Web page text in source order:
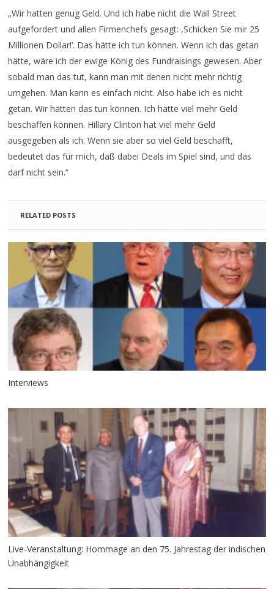
„Wir hatten genug Geld. Und ich habe nicht die Wall Street
aufgefordert und allen Firmenchefs gesagt: ,Schicken Sie mir 25
Millionen Dollar!‘. Das hätte ich tun können. Wenn ich das getan
hätte, wäre ich der ewige König des Fundraisings gewesen. Aber
sobald man das tut, kann man mit denen nicht mehr richtig
umgehen. Man kann es einfach nicht. Also habe ich es nicht
getan. Wir hätten das tun können. Ich hätte viel mehr Geld
beschaffen können. Hillary Clinton hat viel mehr Geld
ausgegeben als ich. Wenn sie aber so viel Geld beschafft,
bedeutet das für mich, daß dabei Deals im Spiel sind, und das
darf nicht sein.“
RELATED POSTS
Interviews
Live-Veranstaltung: Hommage an den 75. Jahrestag der indischen
Unabhängigkeit